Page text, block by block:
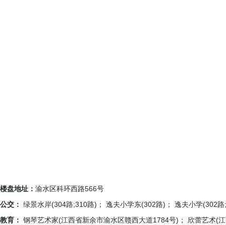
楼盘地址： 渝水区科环西路566号
公交： 绿景水岸(304路;310路)； 逸夫小学东(302路)； 逸夫小学(302
教育： 钢琴艺术家(江西省新余市渝水区赣西大道1784号)； 欣蕾艺术(